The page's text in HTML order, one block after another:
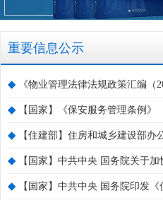
重要信息公示
◆ 《物业管理法律法规政策汇编（
本正式出炉
◆ 【国家】《保安服务管理条例》
版）
◆ 【住建部】住房和城乡建设部办
部2022年信用体系建设工作要点的
◆ 【国家】中共中央 国务院关于
一大市场的意见
◆ 【国家】中共中央 国务院印发《